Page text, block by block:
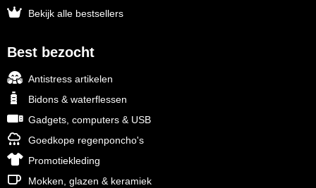
Bekijk alle bestsellers
Best bezocht
Antistress artikelen
Bidons & waterflessen
Gadgets, computers & USB
Goedkope regenponcho's
Promotiekleding
Mokken, glazen & keramiek